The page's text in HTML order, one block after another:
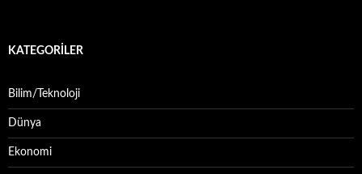
KATEGORILER
Bilim/Teknoloji
Dünya
Ekonomi